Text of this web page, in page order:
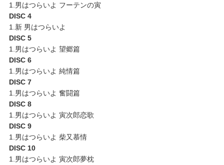
1.男はつらいよ フーテンの寅
DISC 4
1.新 男はつらいよ
DISC 5
1.男はつらいよ 望郷篇
DISC 6
1.男はつらいよ 純情篇
DISC 7
1.男はつらいよ 奮闘篇
DISC 8
1.男はつらいよ 寅次郎恋歌
DISC 9
1.男はつらいよ 柴又慕情
DISC 10
1.男はつらいよ 寅次郎夢枕